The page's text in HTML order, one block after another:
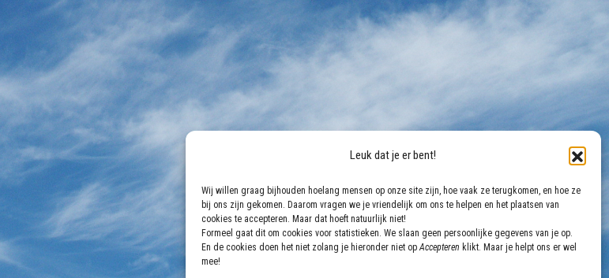
Leuk dat je er bent!
Wij willen graag bijhouden hoelang mensen op onze site zijn, hoe vaak ze terugkomen, en hoe ze
bij ons zijn gekomen. Daarom vragen we je vriendelijk om ons te helpen en het plaatsen van
cookies te accepteren. Maar dat hoeft natuurlijk niet!
Formeel gaat dit om cookies voor statistieken. We slaan geen persoonlijke gegevens van je op.
En de cookies doen het niet zolang je hieronder niet opAccepteren klikt. Maar je helpt ons er wel
mee!